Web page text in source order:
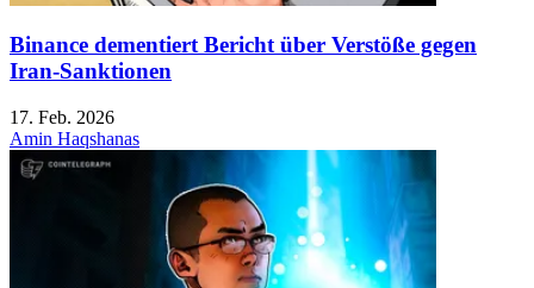
Binance dementiert Bericht über Verstöße gegen
Iran-Sanktionen
17. Feb. 2026
Amin Haqshanas